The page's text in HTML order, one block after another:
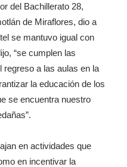
del Bachillerato 28,
de Miraflores, dio a
se mantuvo igual con
“se cumplen las
a las aulas en la
la educación de los
se encuentra nuestro
en actividades que
en incentivar la